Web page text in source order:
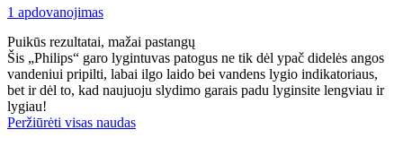
1 apdovanojimas
Puikūs rezultatai, mažai pastangų
Šis „Philips“ garo lygintuvas patogus ne tik dėl ypač didelės angos
vandeniui pripilti, labai ilgo laido bei vandens lygio indikatoriaus,
bet ir dėl to, kad naujuoju slydimo garais padu lyginsite lengviau ir
lygiau!
Peržiūrėti visas naudas